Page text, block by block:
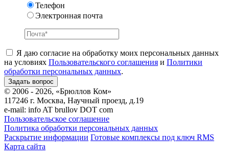
Телефон
Электронная почта
Я даю согласие на обработку моих персональных данных
на условиях Пользовательского соглашения и Политики
обработки персональных данных.
© 2006 - 2026, «Брюллов Ком»
117246 г. Москва, Научный проезд, д.19
e-mail: info AT brullov DOT com
Пользовательское соглашение
Политика обработки персональных данных
Раскрытие информации Готовые комплексы под ключ RMS
Карта сайта